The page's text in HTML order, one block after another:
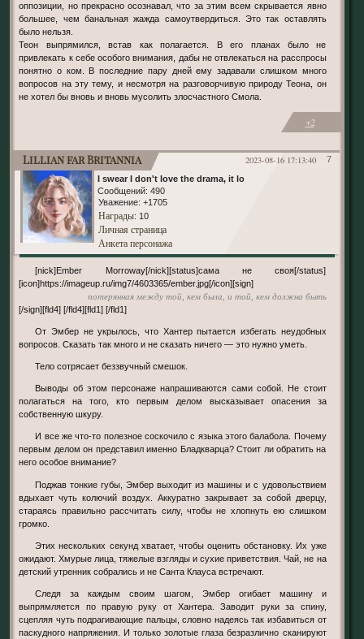
оппозиции, но прекрасно осознавал, что за этим всем скрывается явно
большее, чем банальная жажда самоутвердиться. Это так оставлять
было нельзя.
Теон выпрямился, встав как полагается. В его планах было не
привлекать к себе особого внимания, дабы не отвлекаться на расспросы
понятно о ком. В последние пару дней ему задавали слишком много
вопросов на эту тему, и несмотря на разговорчивую природу Теона, он
не хотел бы вновь и вновь мусолить злосчастного Смола.
+2
7
2023-08-16 17:13:40
Lillian far Britannia
I swear I don't love the drama, it loves me
Сообщений: 490
Уважение: +1705
Награды: 10
Личная страница
Анкета персонажа
[nick]Ember Morroway[/nick][status]сама не своя[/status]
[icon]https://imageup.ru/img7/4603365/ember.jpg[/icon][sign]
потерянная между той, кем была, и той, кем должна быть
[/sign][fld4] [/fld4][fld1] [/fld1]
От Эмбер не укрылось, что Хантер пытается избегать неудобных
вопросов. Сказать так много и не сказать ничего — это нужно уметь.
Тело сотрясает беззвучный смешок.
Выводы об этом персонаже напрашиваются сами собой. Не стоит
полагаться на того, кто первым делом высказывает опасения за
собственную шкуру.
И все же что-то полезное соскочило с языка этого балабола. Почему
первым делом он представил именно Бладкварца? Стоит ли обратить на
него особое внимание?
Поджав тонкие губы, Эмбер выходит из машины и с удовольствием
вдыхает чуть колючий воздух. Аккуратно закрывает за собой дверцу,
стараясь правильно рассчитать силу, чтобы не хлопнуть ею слишком
громко.
Этих нескольких секунд хватает, чтобы оценить обстановку. Их уже
ожидают. Хмурые лица, тяжелые взгляды и сухие приветствия. Чай, не на
детский утренник собрались и не Санта Клауса встречают.
Следя за каждым своим шагом, Эмбер огибает машину и
выпрямляется по правую руку от Хантера. Заводит руки за спину,
сцепляя чуть подрагивающие пальцы, словно надеясь так избавиться от
паскудного напряжения. И только золотые глаза безразлично сканируют